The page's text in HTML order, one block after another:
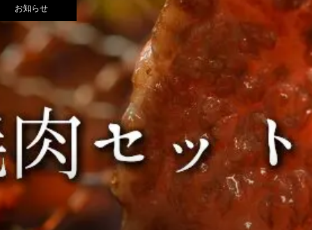
お知らせ